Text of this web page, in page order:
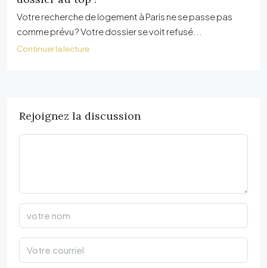
Votre recherche de logement à Paris ne se passe pas
comme prévu ? Votre dossier se voit refusé...
Continuer la lecture
Rejoignez la discussion